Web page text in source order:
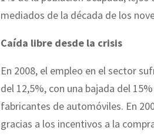
mediados de la década de los
Caída libre desde la crisis
En 2008, el empleo en el sector
del 12,5%, con una bajada del
fabricantes de automóviles. En
gracias a los incentivos a la